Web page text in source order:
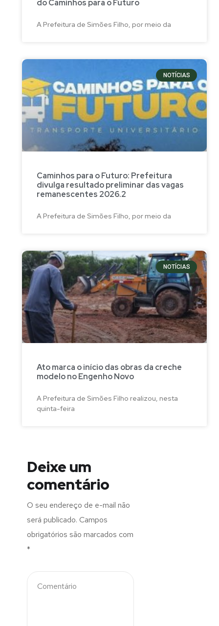
do Caminhos para o Futuro
A Prefeitura de Simões Filho, por meio da
NOTÍCIAS
Caminhos para o Futuro: Prefeitura
divulga resultado preliminar das vagas
remanescentes 2026.2
A Prefeitura de Simões Filho, por meio da
NOTÍCIAS
Ato marca o início das obras da creche
modelo no Engenho Novo
A Prefeitura de Simões Filho realizou, nesta
quinta-feira
Deixe um
comentário
O seu endereço de e-mail não
será publicado. Campos
obrigatórios são marcados com
*